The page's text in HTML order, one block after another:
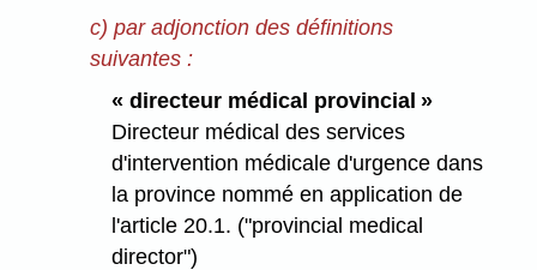
c) par adjonction des définitions
suivantes :
« directeur médical provincial »
Directeur médical des services
d'intervention médicale d'urgence dans
la province nommé en application de
l'article 20.1. ("provincial medical
director")